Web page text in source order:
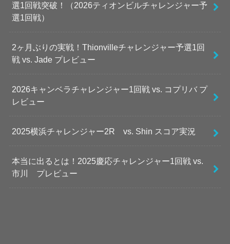
選1回戦突破！（2026ティオンビルチャレンジャー予
選1回戦）
2ヶ月ぶりの実戦！Thionvilleチャレンジャー予選1回
戦 vs. Jade プレビュー
2026キャンベラチャレンジャー1回戦 vs. コプリバ プ
レビュー
2025横浜チャレンジャー2R vs. Shin スコア実況
本当に出るとは！2025慶応チャレンジャー1回戦 vs.
市川 プレビュー